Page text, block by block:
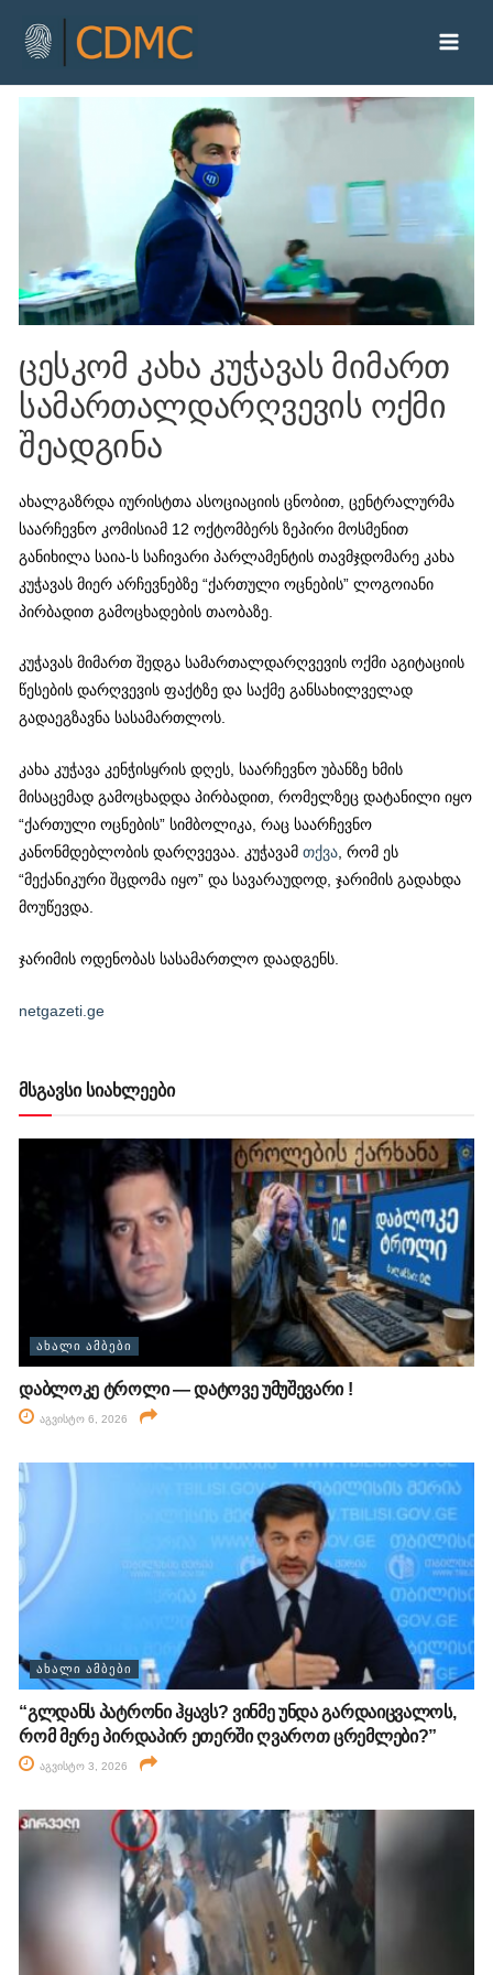
ცესკომ კახა კუჭავას მიმართ
სამართალდარღვევის ოქმი
შეადგინა
ახალგაზრდა იურისტთა ასოციაციის ცნობით, ცენტრალურმა
საარჩევნო კომისიამ 12 ოქტომბერს ზეპირი მოსმენით
განიხილა საია-ს საჩივარი პარლამენტის თავმჯდომარე კახა
კუჭავას მიერ არჩევნებზე “ქართული ოცნების” ლოგოიანი
პირბადით გამოცხადების თაობაზე.
კუჭავას მიმართ შედგა სამართალდარღვევის ოქმი აგიტაციის
წესების დარღვევის ფაქტზე და საქმე განსახილველად
გადაეგზავნა სასამართლოს.
კახა კუჭავა კენჭისყრის დღეს, საარჩევნო უბანზე ხმის
მისაცემად გამოცხადდა პირბადით, რომელზეც დატანილი იყო
“ქართული ოცნების” სიმბოლიკა, რაც საარჩევნო
კანონმდებლობის დარღვევაა. კუჭავამთქვა, რომ ეს
“მექანიკური შცდომა იყო” და სავარაუდოდ, ჯარიმის გადახდა
მოუწევდა.
ჯარიმის ოდენობას სასამართლო დაადგენს.
netgazeti.ge
მსგავსი სიახლეები
ᲐᲮᲐᲚᲘ ᲐᲛᲑᲔᲑᲘ
დაბლოკე ტროლი — დატოვე უმუშევარი !
აგვისტო 6, 2026
ᲐᲮᲐᲚᲘ ᲐᲛᲑᲔᲑᲘ
“გლდანს პატრონი ჰყავს? ვინმე უნდა გარდაიცვალოს,
რომ მერე პირდაპირ ეთერში ღვაროთ ცრემლები?”
აგვისტო 3, 2026